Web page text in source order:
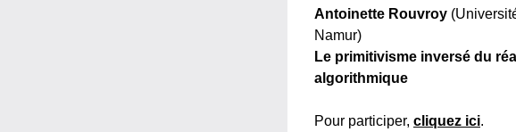
Antoinette Rouvroy
Namur)
Le primitivisme inversé du
algorithmique
Pour participer, cliquez ici.